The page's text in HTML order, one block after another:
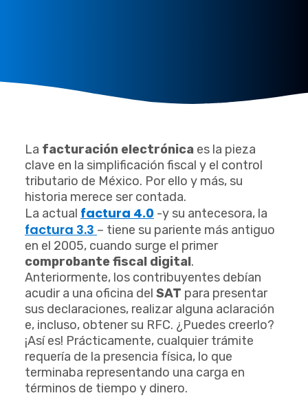
La facturación electrónica es la pieza
clave en la simplificación fiscal y el control
tributario de México. Por ello y más, su
historia merece ser contada.
La actual factura 4.0 -y su antecesora, la
factura 3.3 – tiene su pariente más antiguo
en el 2005, cuando surge el primer
comprobante fiscal digital.
Anteriormente, los contribuyentes debían
acudir a una oficina del SAT para presentar
sus declaraciones, realizar alguna aclaración
e, incluso, obtener su RFC. ¿Puedes creerlo?
¡Así es! Prácticamente, cualquier trámite
requería de la presencia física, lo que
terminaba representando una carga en
términos de tiempo y dinero.